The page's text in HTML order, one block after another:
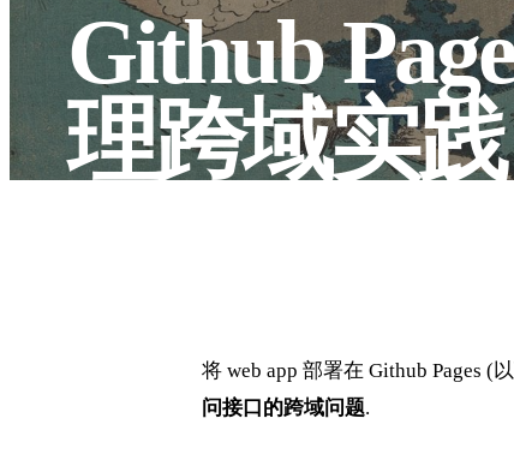
Github
理跨域实践
将 web app 部署在 Github Pages
问接口的跨域问题.